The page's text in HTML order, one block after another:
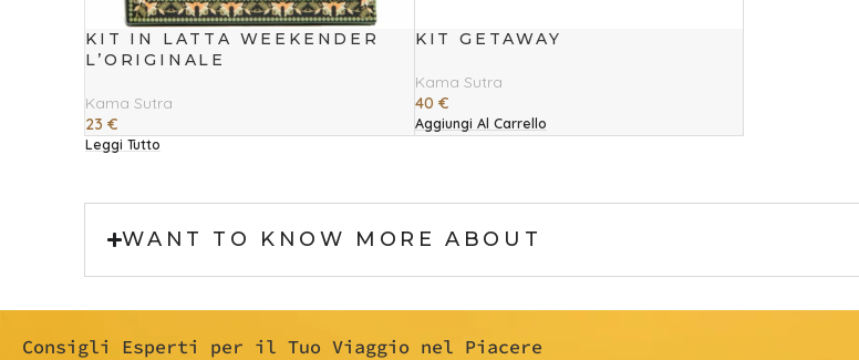
KIT IN LATTA WEEKENDER
L’ORIGINALE
Kama Sutra
23€
Leggi Tutto
KIT GETAWAY
Kama Sutra
40 €
Aggiungi Al Carrello
WANT TO KNOW MORE ABOUT
Consigli Esperti per il Tuo Viaggio nel Piacere